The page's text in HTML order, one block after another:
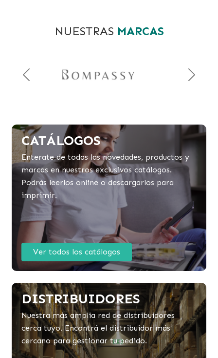
NUESTRAS MARCAS
Previous Next
CATÁLOGOS
Enterate de todas las novedades, productos y
marcas en nuestros exclusivos catálogos.
Podrás leerlos online o descargarlos para
imprimir.
Ver todos los catálogos
DISTRIBUIDORES
Nuestra más amplia red de distribuidores
cerca tuyo. Encontrá el distribuidor más
cercano para gestionar tu pedido.